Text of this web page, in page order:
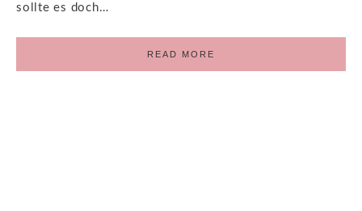
sollte es doch…
READ MORE